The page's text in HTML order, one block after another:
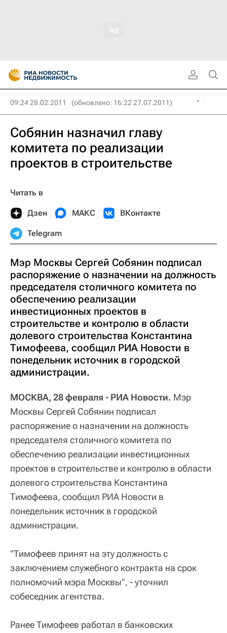
09:24 28.02.2011 (обновлено: 16:22 27.07.2011)
Собянин назначил главу
комитета по реализации
проектов в строительстве
Читать в
Дзен МАКС ВКонтакте
Telegram
Мэр Москвы Сергей Собянин подписал
распоряжение о назначении на должность
председателя столичного комитета по
обеспечению реализации
инвестиционных проектов в
строительстве и контролю в области
долевого строительства Константина
Тимофеева, сообщил РИА Новости в
понедельник источник в городской
администрации.
МОСКВА, 28 февраля - РИА Новости. Мэр
Москвы Сергей Собянин подписал
распоряжение о назначении на должность
председателя столичного комитета по
обеспечению реализации инвестиционных
проектов в строительстве и контролю в области
долевого строительства Константина
Тимофеева, сообщил РИА Новости в
понедельник источник в городской
администрации.
"Тимофеев принят на эту должность с
заключением служебного контракта на срок
полномочий мэра Москвы", - уточнил
собеседник агентства.
Ранее Тимофеев работал в банковских